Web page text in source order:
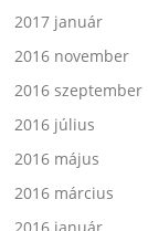
2017 január
2016 november
2016 szeptember
2016 július
2016 május
2016 március